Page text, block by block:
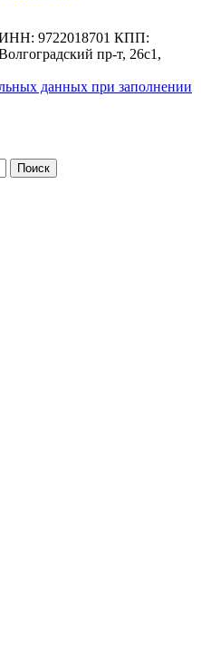
9722018701 КПП:
пр-т, 26с1,
данных при заполнении
Поиск